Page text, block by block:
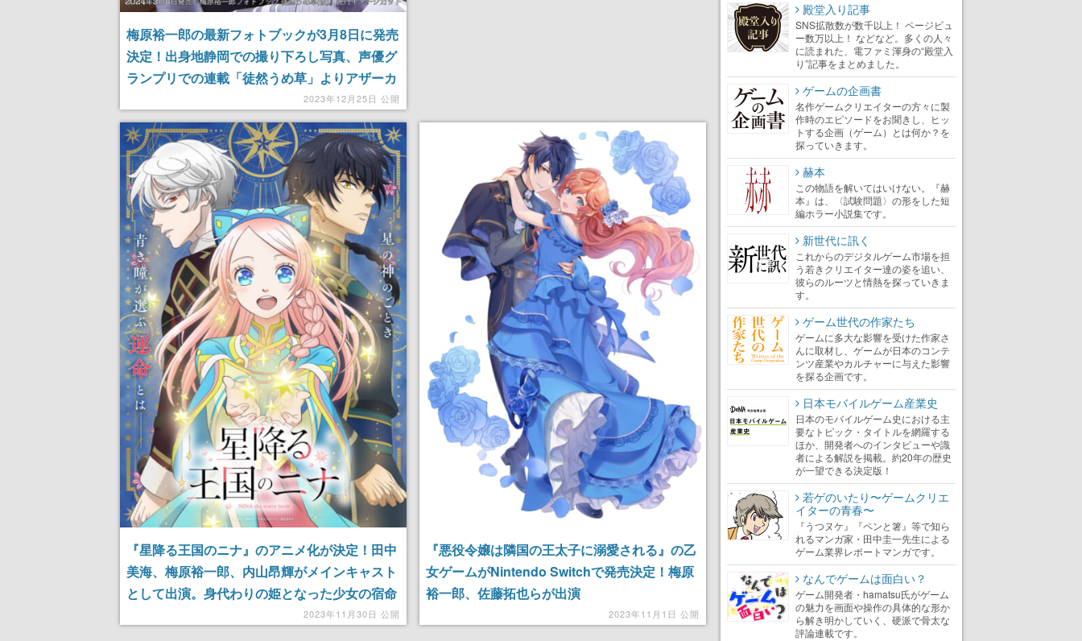
梅原裕一郎の最新フォトブックが3月8日に発売
決定！出身地静岡での撮り下ろし写真、声優グ
ランプリでの連載「徒然うめ草」よりアザーカ
ット、書き下ろし特別エッセイなど2023年12月25日 公開
『星降る王国のニナ』のアニメ化が決定！田中
美海、梅原裕一郎、内山昂輝がメインキャスト
として出演。身代わりの姫となった少女の宿命
を描いた王宮ラブファンタジー2023年11月30日 公開
『悪役令嬢は隣国の王太子に溺愛される』の乙
女ゲームがNintendo Switchで発売決定！梅原
裕一郎、佐藤拓也らが出演
2023年11月1日 公開
殿堂入り記事
SNS拡散数が数千以上！ ページビュ
ー数万以上！ などなど。多くの人々
に読まれた、電ファミ渾身の“殿堂入
り”記事をまとめました。
ゲームの企画書
名作ゲームクリエイターの方々に製
作時のエピソードをお聞きし、ヒッ
トする企画（ゲーム）とは何か？を
探っていきます。
赫本
この物語を解いてはいけない。『赫
本』は、〈試験問題〉の形をした短
編ホラー小説集です。
新世代に訊く
これからのデジタルゲーム市場を担
う若きクリエイター達の姿を追い、
彼らのルーツと情熱を探っていきま
す。
ゲーム世代の作家たち
ゲームに多大な影響を受けた作家さ
んに取材し、ゲームが日本のコンテ
ンツ産業やカルチャーに与えた影響
を探る企画です。
日本モバイルゲーム産業史
日本のモバイルゲーム史における主
要なトピック・タイトルを網羅する
ほか、開発者へのインタビューや識
者による解説を掲載。約20年の歴史
が一望できる決定版！
若ゲのいたり〜ゲームクリエ
イターの青春〜
『うつヌケ』『ペンと箸』等で知ら
れるマンガ家・田中圭一先生による
ゲーム業界レポートマンガです。
なんでゲームは面白い？
ゲーム開発者・hamatsu氏がゲーム
の魅力を画面や操作の具体的な形か
ら解き明かしていく、硬派で骨太な
評論連載です。